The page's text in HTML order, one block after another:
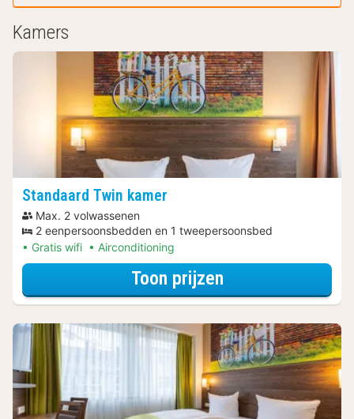
Kamers
Standaard Twin kamer
Max. 2 volwassenen
2 eenpersoonsbedden en 1 tweepersoonsbed
Gratis wifi
Airconditioning
Toon prijzenvoor Ontdek de